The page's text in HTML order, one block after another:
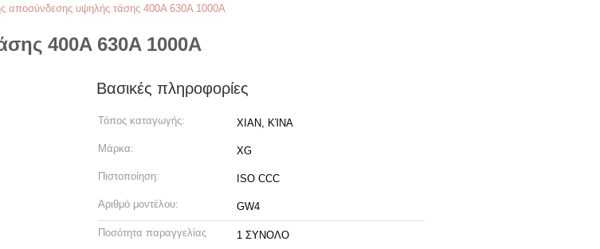
αποσύνδεσης υψηλής τάσης 400A 630A 1000A
400A 630A 1000A
Βασικές πληροφορίες
Τόπος καταγωγής: XIAN, ΚΊΝΑ
Μάρκα: XG
Πιστοποίηση: ISO CCC
Αριθμό μοντέλου: GW4
Ποσότητα παραγγελίας
1 ΣΥΝΟΛΟ